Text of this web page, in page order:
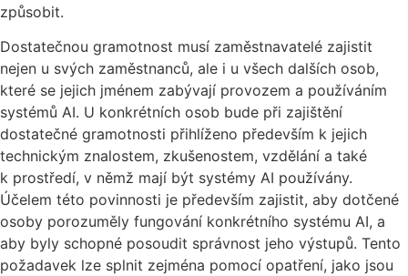
způsobit.
Dostatečnou gramotnost musí zaměstnavatelé zajistit
nejen u svých zaměstnanců, ale i u všech dalších osob,
které se jejich jménem zabývají provozem a používáním
systémů AI. U konkrétních osob bude při zajištění
dostatečné gramotnosti přihlíženo především k jejich
technickým znalostem, zkušenostem, vzdělání a také
k prostředí, v němž mají být systémy AI používány.
Účelem této povinnosti je především zajistit, aby dotčené
osoby porozuměly fungování konkrétního systému AI, a
aby byly schopné posoudit správnost jeho výstupů. Tento
požadavek lze splnit zejména pomocí opatření, jako jsou